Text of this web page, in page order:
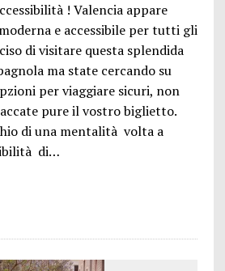
! Valencia appare
e accessibile per tutti gli
di visitare questa splendida
ma state cercando su
per viaggiare sicuri, non
pure il vostro biglietto.
di una mentalità volta a
di…